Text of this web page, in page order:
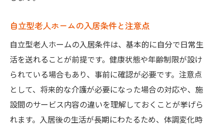
自立型老人ホームの入居条件と注意点
自立型老人ホームの入居条件は、基本的に自分で日常生
活を送れることが前提です。健康状態や年齢制限が設け
られている場合もあり、事前に確認が必要です。注意点
として、将来的な介護が必要になった場合の対応や、施
設間のサービス内容の違いを理解しておくことが挙げら
れます。入居後の生活が長期にわたるため、体調変化時